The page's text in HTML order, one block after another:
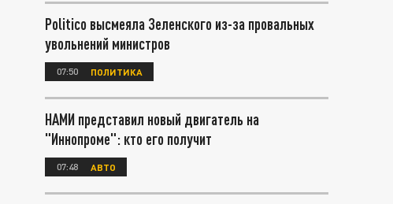
Politico высмеяла Зеленского из-за провальных
увольнений министров
07:50 ПОЛИТИКА
НАМИ представил новый двигатель на
"Иннопроме": кто его получит
07:48 АВТО